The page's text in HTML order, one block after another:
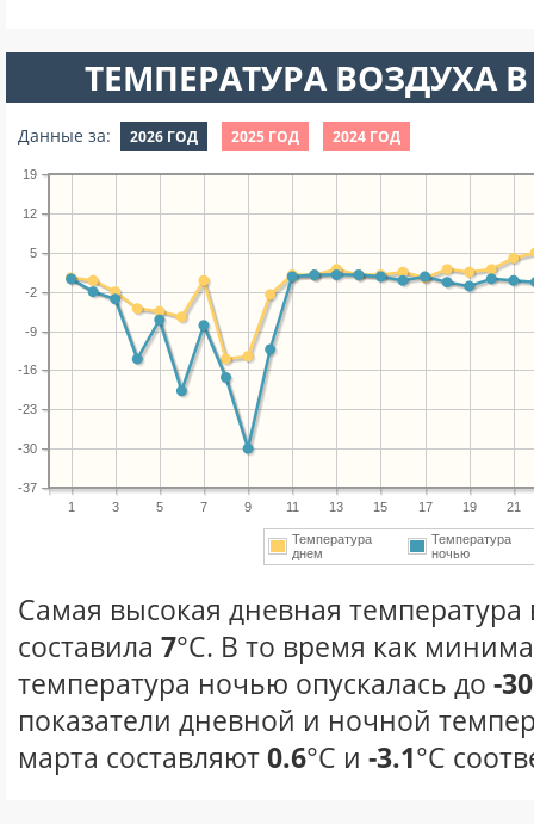
ТЕМПЕРАТУРА ВОЗДУХА В
Данные за: 2026 ГОД 2025 ГОД 2024 ГОД
1 3 5 7 9 11 13 15 17 19 21
-37
-30
-23
-16
-9
-2
5
12
19
Температура
днем
Температура
ночью
Самая высокая дневная температура
составила 7°С. В то время как
температура ночью опускалась до -30
показатели дневной и ночной
марта составляют0.6°С и -3.1°С